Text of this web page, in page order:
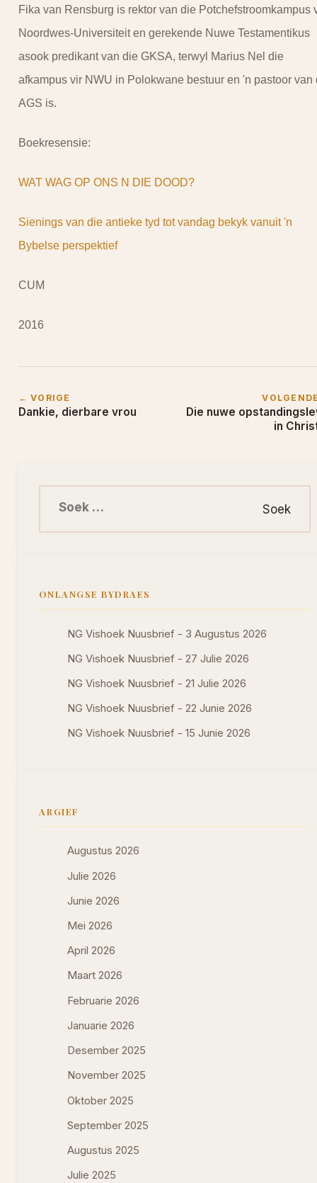
Fika van Rensburg is rektor van die Potchefstroomkampus
Noordwes-Universiteit en gerekende Nuwe Testamentikus
asook predikant van die GKSA, terwyl Marius Nel die
afkampus vir NWU in Polokwane bestuur en 'n pastoor van
AGS is.
Boekresensie:
WAT WAG OP ONS N DIE DOOD?
Sienings van die antieke tyd tot vandag bekyk vanuit 'n
Bybelse perspektief
CUM
2016
← VORIGE
Dankie, dierbare vrou
Die nuwe
in
ONLANGSE BYDRAES
NG Vishoek Nuusbrief - 3 Augustus 2026
NG Vishoek Nuusbrief - 27 Julie 2026
NG Vishoek Nuusbrief - 21 Julie 2026
NG Vishoek Nuusbrief - 22 Junie 2026
NG Vishoek Nuusbrief - 15 Junie 2026
ARGIEF
Augustus 2026
Julie 2026
Junie 2026
Mei 2026
April 2026
Maart 2026
Februarie 2026
Januarie 2026
Desember 2025
November 2025
Oktober 2025
September 2025
Augustus 2025
Julie 2025